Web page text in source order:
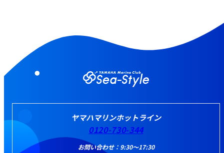
ヤマハマリンホットライン
0120-730-344
お問い合わせ：9:30～17:30